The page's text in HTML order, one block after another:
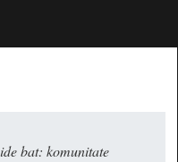
bat: komunitate